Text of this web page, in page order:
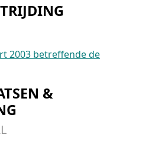
2003 betreffende de
&